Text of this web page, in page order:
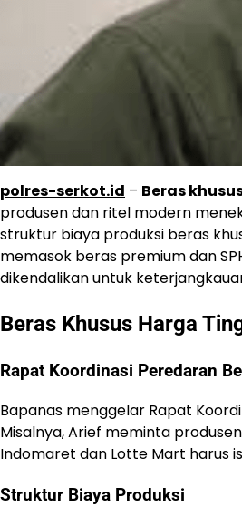
polres-serkot.id – Beras
produsen dan ritel modern
struktur biaya produksi beras
memasok beras premium dan
dikendalikan untuk
Beras Khusus Harga
Rapat Koordinasi Peredaran
Bapanas menggelar Rapat
Misalnya, Arief meminta
Indomaret dan Lotte Mart harus
Struktur Biaya Produksi